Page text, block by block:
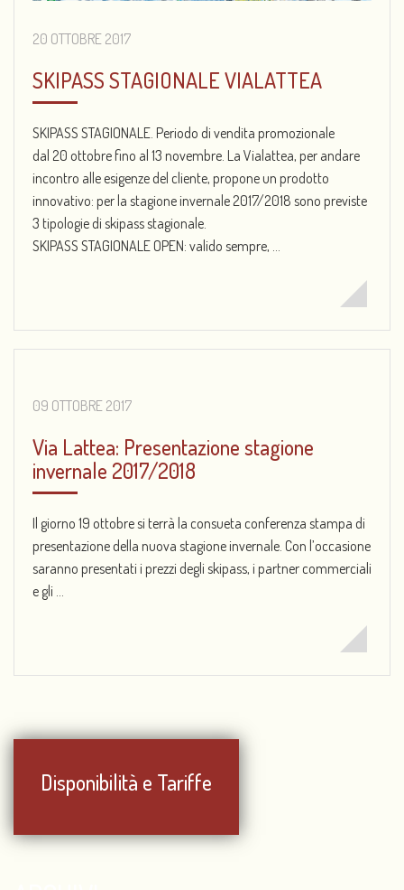
20 OTTOBRE 2017
SKIPASS STAGIONALE VIALATTEA
SKIPASS STAGIONALE. Periodo di vendita promozionale
dal 20 ottobre fino al 13 novembre. La Vialattea, per andare
incontro alle esigenze del cliente, propone un prodotto
innovativo: per la stagione invernale 2017/2018 sono previste
3 tipologie di skipass stagionale.
SKIPASS STAGIONALE OPEN: valido sempre, ...
09 OTTOBRE 2017
Via Lattea: Presentazione stagione
invernale 2017/2018
Il giorno 19 ottobre si terrà la consueta conferenza stampa di
presentazione della nuova stagione invernale. Con l’occasione
saranno presentati i prezzi degli skipass, i partner commerciali
e gli ...
Disponibilità e Tariffe